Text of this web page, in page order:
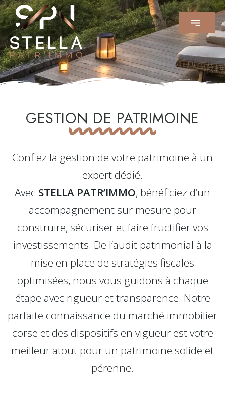
GESTION DE PATRIMOINE
Confiez la gestion de votre patrimoine à un
expert dédié.
Avec STELLA PATR’IMMO, bénéficiez d’un
accompagnement sur mesure pour
construire, sécuriser et faire fructifier vos
investissements. De l’audit patrimonial à la
mise en place de stratégies fiscales
optimisées, nous vous guidons à chaque
étape avec rigueur et transparence. Notre
parfaite connaissance du marché immobilier
corse et des dispositifs en vigueur est votre
meilleur atout pour un patrimoine solide et
pérenne.